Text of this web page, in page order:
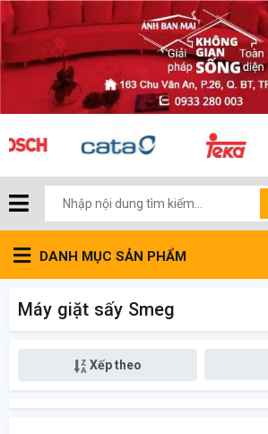
DANH MỤC SẢN PHẨM
Máy giặt sấy Smeg
Xếp theo